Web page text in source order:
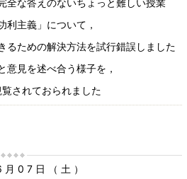
全な答えのないちょっと難しい授業
利主義」について，
るための解決方法を試行錯誤しました
意見を述べ合う様子を，
されておられました
07日（土）